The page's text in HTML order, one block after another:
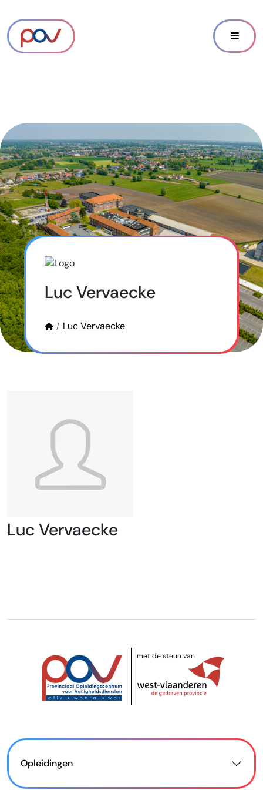
Luc Vervaecke
Luc Vervaecke
Luc Vervaecke
met de steun van
Opleidingen